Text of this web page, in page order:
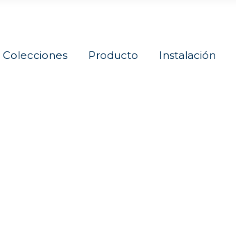
Colecciones Producto Instalación